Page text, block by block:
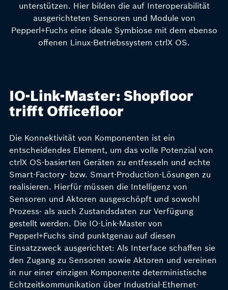
unterstützen. Hier bilden die auf Interoperabilität
ausgerichteten Sensoren und Module von
Pepperl+Fuchs eine ideale Symbiose mit dem ebenso
offenen Linux-Betriebssystem ctrlX OS.
IO-Link-Master: Shopfloor
trifft Officefloor
Die Konnektivität von Komponenten ist ein
entscheidendes Element, um das volle Potenzial von
ctrlX OS-basierten Geräten zu entfesseln und echte
Smart-Factory- bzw. Smart-Production-Lösungen zu
realisieren. Hierfür müssen die Intelligenz von
Sensoren und Aktoren ausgeschöpft und sowohl
Prozess- als auch Zustandsdaten zur Verfügung
gestellt werden. Die IO-Link-Master von
Pepperl+Fuchs sind punktgenau auf diesen
Einsatzzweck ausgerichtet: Als Interface schaffen sie
den Zugang zu Sensoren sowie Aktoren und vereinen
in nur einer einzigen Komponente deterministische
Echtzeitkommunikation über Industrial-Ethernet-